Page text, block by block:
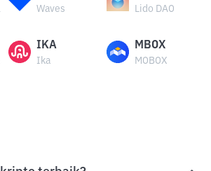
Waves Lido DAO
IKA
Ika
MBOX
MOBOX